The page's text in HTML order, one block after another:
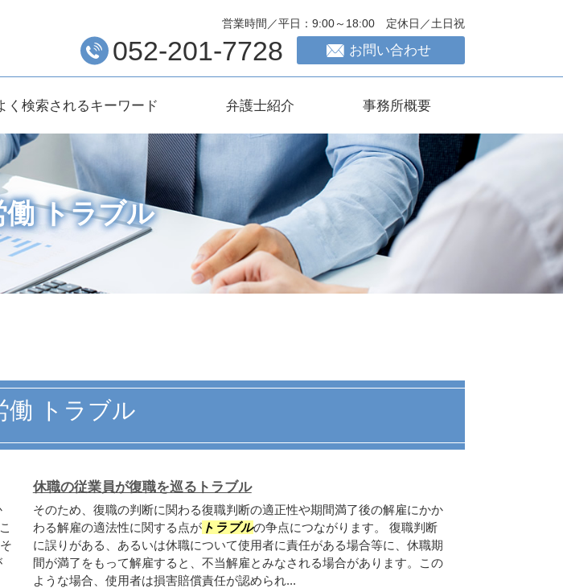
働 トラブル
営業時間／平日：9:00～18:00 定休日／土日祝
052-201-7728 お問い合わせ
く検索されるキーワード 弁護士紹介 事務所概要
働 トラブル
休職の従業員が復職を巡るトラブル
そのため、復職の判断に関わる復職判断の適正性や期間満了後の解雇にかか
わる解雇の適法性に関する点がトラブルの争点につながります。 復職判断
に誤りがある、あるいは休職について使用者に責任がある場合等に、休職期
間が満了をもって解雇すると、不当解雇とみなされる場合があります。この
ような場合、使用者は損害賠償責任が認められ...